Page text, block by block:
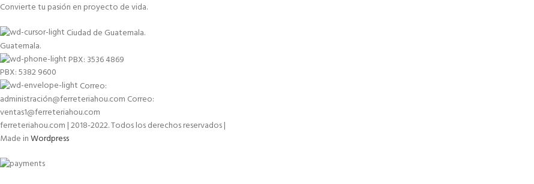
Convierte tu pasión en proyecto de vida.
Ciudad de Guatemala.
Guatemala.
PBX: 3536 4869
PBX: 5382 9600
Correo:
administración@ferreteriahou.com Correo:
ventas1@ferreteriahou.com
ferreteriahou.com | 2018-2022. Todos los derechos reservados |
Made inWordpress